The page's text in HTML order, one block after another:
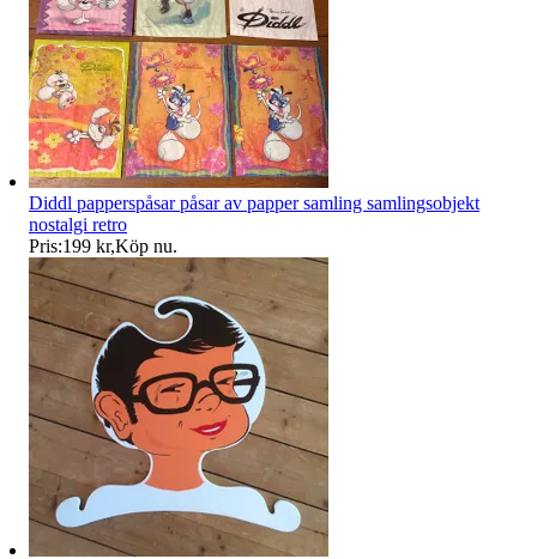
Diddl papperspåsar påsar av papper samling samlingsobjekt
nostalgi retro
Pris:199 kr,Köp nu.